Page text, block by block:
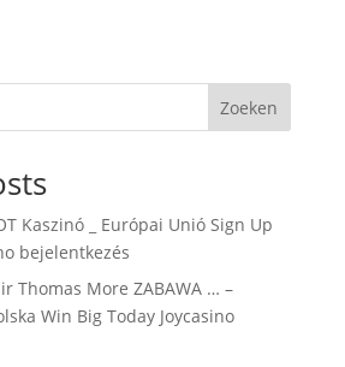
Zoeken
Kaszinó _ Európai Unió Sign Up
bejelentkezés
Thomas More ZABAWA … –
Win Big Today Joycasino